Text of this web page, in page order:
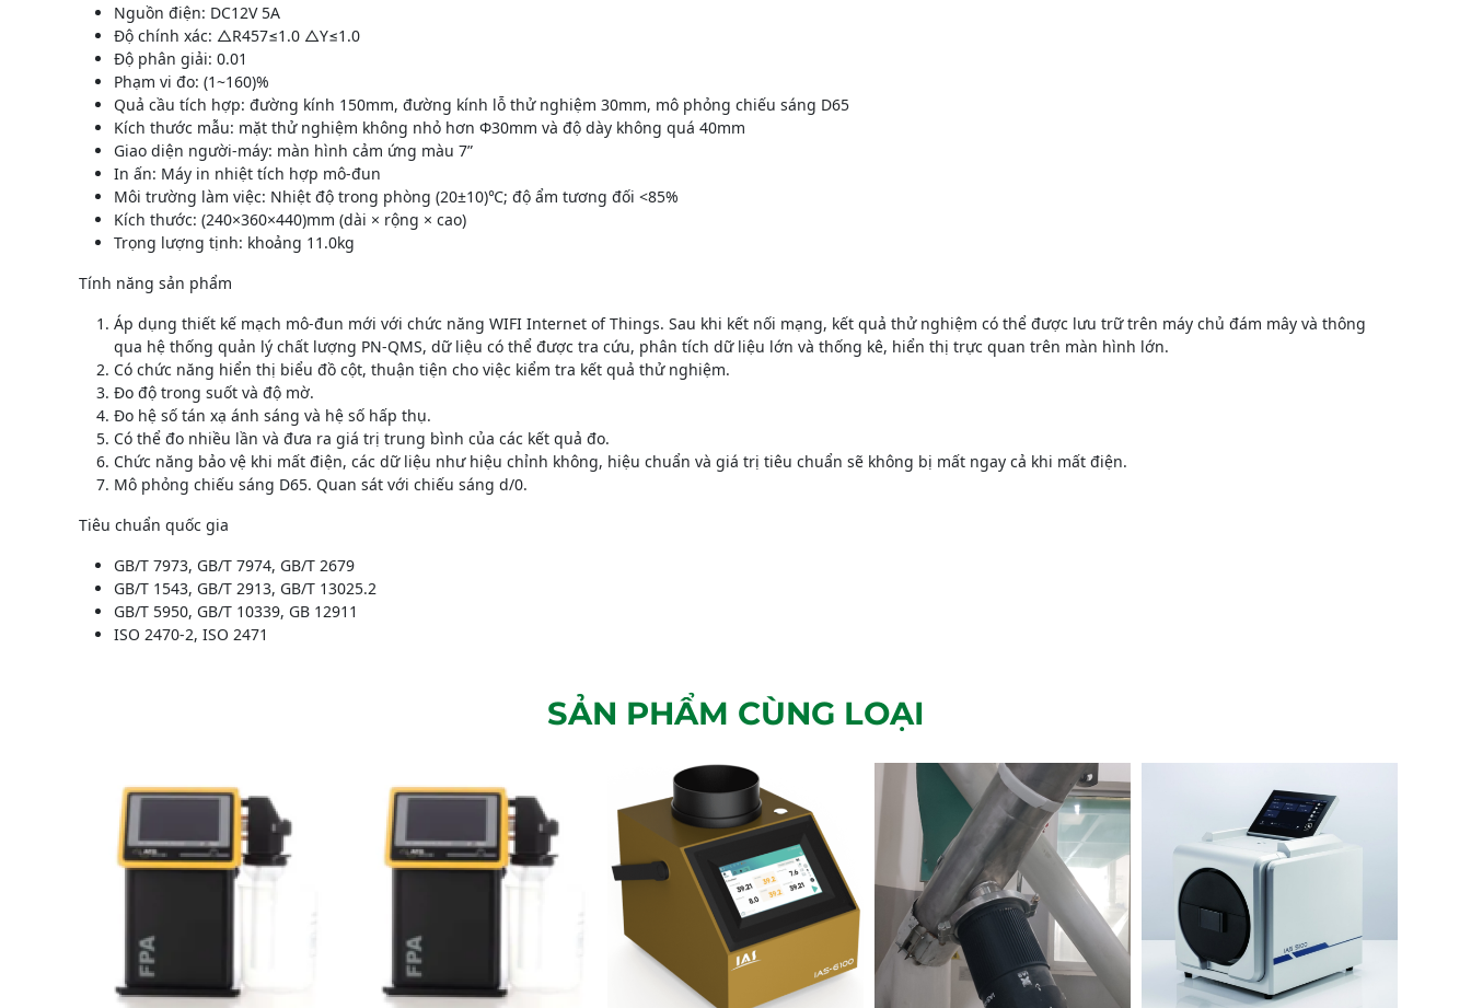
Nguồn điện: DC12V 5A
Độ chính xác: △R457≤1.0 △Y≤1.0
Độ phân giải: 0.01
Phạm vi đo: (1~160)%
Quả cầu tích hợp: đường kính 150mm, đường kính lỗ thử nghiệm 30mm, mô phỏng chiếu sáng D65
Kích thước mẫu: mặt thử nghiệm không nhỏ hơn Φ30mm và độ dày không quá 40mm
Giao diện người-máy: màn hình cảm ứng màu 7”
In ấn: Máy in nhiệt tích hợp mô-đun
Môi trường làm việc: Nhiệt độ trong phòng (20±10)℃; độ ẩm tương đối <85%
Kích thước: (240×360×440)mm (dài × rộng × cao)
Trọng lượng tịnh: khoảng 11.0kg
Tính năng sản phẩm
Áp dụng thiết kế mạch mô-đun mới với chức năng WIFI Internet of Things. Sau khi kết nối mạng, kết quả thử nghiệm có thể được lưu trữ trên máy chủ đám mây và thông
qua hệ thống quản lý chất lượng PN-QMS, dữ liệu có thể được tra cứu, phân tích dữ liệu lớn và thống kê, hiển thị trực quan trên màn hình lớn.
Có chức năng hiển thị biểu đồ cột, thuận tiện cho việc kiểm tra kết quả thử nghiệm.
Đo độ trong suốt và độ mờ.
Đo hệ số tán xạ ánh sáng và hệ số hấp thụ.
Có thể đo nhiều lần và đưa ra giá trị trung bình của các kết quả đo.
Chức năng bảo vệ khi mất điện, các dữ liệu như hiệu chỉnh không, hiệu chuẩn và giá trị tiêu chuẩn sẽ không bị mất ngay cả khi mất điện.
Mô phỏng chiếu sáng D65. Quan sát với chiếu sáng d/0.
Tiêu chuẩn quốc gia
GB/T 7973, GB/T 7974, GB/T 2679
GB/T 1543, GB/T 2913, GB/T 13025.2
GB/T 5950, GB/T 10339, GB 12911
ISO 2470-2, ISO 2471
SẢN PHẨM CÙNG LOẠI